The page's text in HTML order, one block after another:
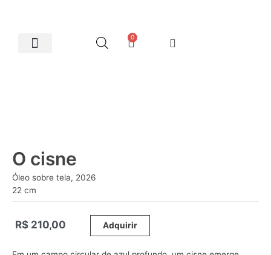
0
O cisne
Óleo sobre tela, 2026
22 cm
R$ 210,00 Adquirir